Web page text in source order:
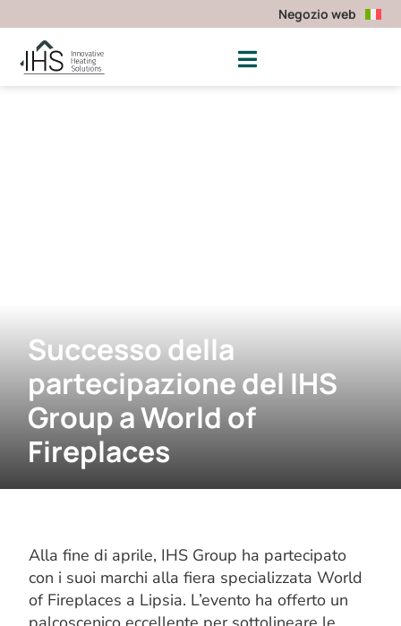
Negozio web
Successo della
partecipazione del IHS
Group a World of
Fireplaces
Alla fine di aprile, IHS Group ha partecipato
con i suoi marchi alla fiera specializzata World
of Fireplaces a Lipsia. L’evento ha offerto un